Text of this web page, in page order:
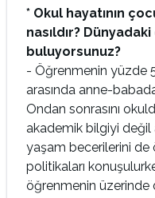
* Okul hayatının
nasıldır?
buluyorsunuz?
- Öğrenmenin yüzde
arasında anne-
Ondan sonrasını
akademik bilgiyi değil
yaşam becerilerini de
politikaları
öğrenmenin üzerinde